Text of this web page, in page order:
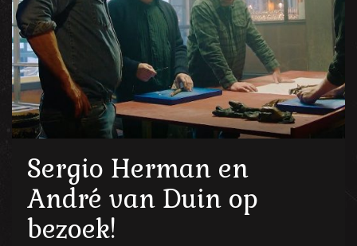
Sergio Herman en
André van Duin op
bezoek!